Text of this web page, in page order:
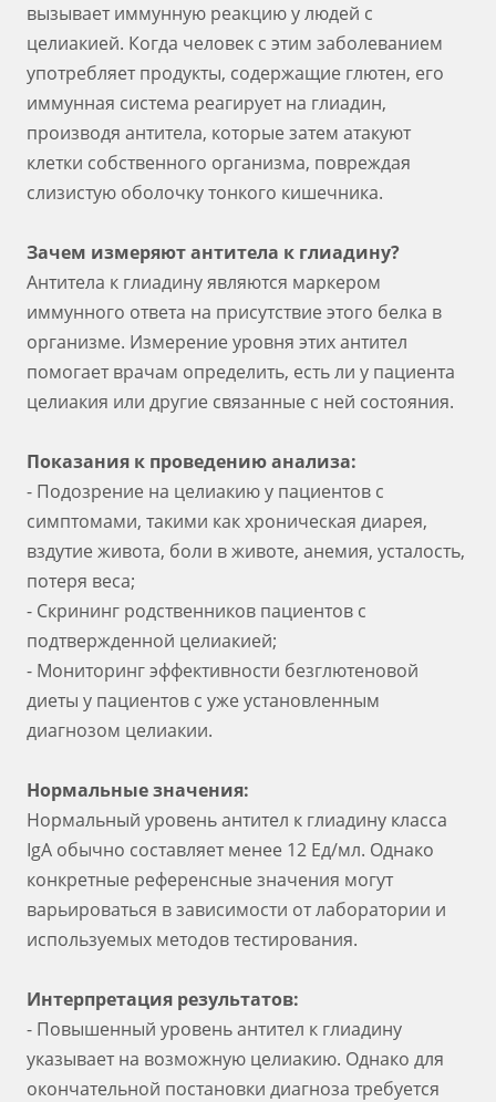
вызывает иммунную реакцию у людей с
целиакией. Когда человек с этим заболеванием
употребляет продукты, содержащие глютен, его
иммунная система реагирует на глиадин,
производя антитела, которые затем атакуют
клетки собственного организма, повреждая
слизистую оболочку тонкого кишечника.
Зачем измеряют антитела к глиадину?
Антитела к глиадину являются маркером
иммунного ответа на присутствие этого белка в
организме. Измерение уровня этих антител
помогает врачам определить, есть ли у пациента
целиакия или другие связанные с ней состояния.
Показания к проведению анализа:
- Подозрение на целиакию у пациентов с
симптомами, такими как хроническая диарея,
вздутие живота, боли в животе, анемия, усталость,
потеря веса;
- Скрининг родственников пациентов с
подтвержденной целиакией;
- Мониторинг эффективности безглютеновой
диеты у пациентов с уже установленным
диагнозом целиакии.
Нормальные значения:
Нормальный уровень антител к глиадину класса
IgA обычно составляет менее 12 Ед/мл. Однако
конкретные референсные значения могут
варьироваться в зависимости от лаборатории и
используемых методов тестирования.
Интерпретация результатов:
- Повышенный уровень антител к глиадину
указывает на возможную целиакию. Однако для
окончательной постановки диагноза требуется